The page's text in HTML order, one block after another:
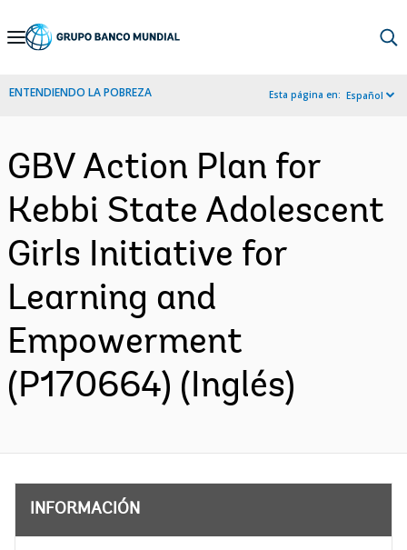
Skip
Navigation
ENTENDIENDO LA POBREZA Esta página en: Español
GBV Action Plan for
Kebbi State Adolescent
Girls Initiative for
Learning and
Empowerment
(P170664) (Inglés)
INFORMACIÓN